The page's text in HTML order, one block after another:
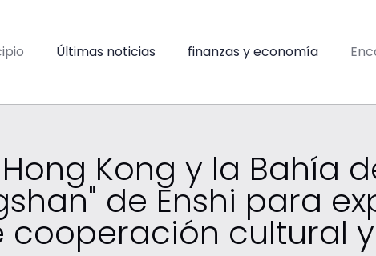
Últimas noticias finanzas y economía
Kong y la Bahía
de Enshi para
cultural